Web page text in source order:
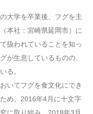
大学を卒業後、フグを主
本社：宮崎県延岡市）に
扱われていることを知っ
が生息しているものの、
る。
いてフグを食文化にでき
め、2016年4月に十文字
に取り組み、2018年3月